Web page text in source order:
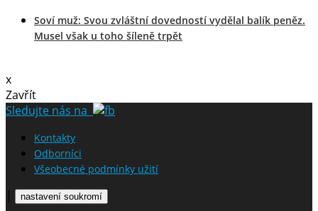
Soví muž: Svou zvláštní dovedností vydělal balík peněz.
Musel však u toho šíleně trpět
x
Zavřít
Sledujte nás na
Kontakty
Odborníci
Všeobecné podmínky užití
| nastavení soukromí